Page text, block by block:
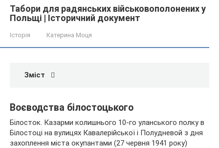
Табори для радянських військовополонених у
Польщі | Історичний документ
Історія Катерина Моця
Зміст
Воєводства білостоцького
Білосток. Казарми колишнього 10-го уланського полку в
Білостоці на вулицях Кавалерійської і Полудневой з дня
захоплення міста окупантами (27 червня 1941 року)